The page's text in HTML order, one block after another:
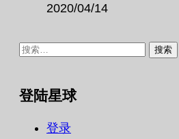
2020/04/14
搜
登陆星球
登录